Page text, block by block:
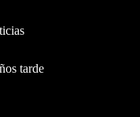
tarde